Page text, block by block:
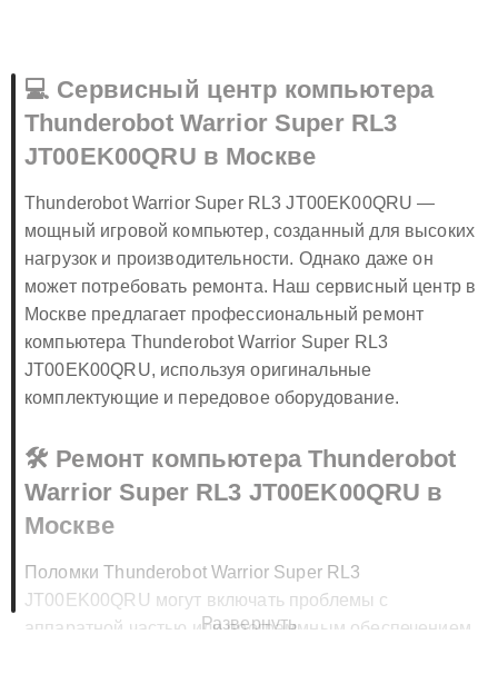
💻 Сервисный центр компьютера
Thunderobot Warrior Super RL3
JT00EK00QRU в Москве
Thunderobot Warrior Super RL3 JT00EK00QRU —
мощный игровой компьютер, созданный для высоких
нагрузок и производительности. Однако даже он
может потребовать ремонта. Наш сервисный центр в
Москве предлагает профессиональный ремонт
компьютера Thunderobot Warrior Super RL3
JT00EK00QRU, используя оригинальные
комплектующие и передовое оборудование.
🛠️ Ремонт компьютера Thunderobot
Warrior Super RL3 JT00EK00QRU в
Москве
Поломки Thunderobot Warrior Super RL3
JT00EK00QRU могут включать проблемы с
аппаратной частью или программным обеспечением.
Развернуть